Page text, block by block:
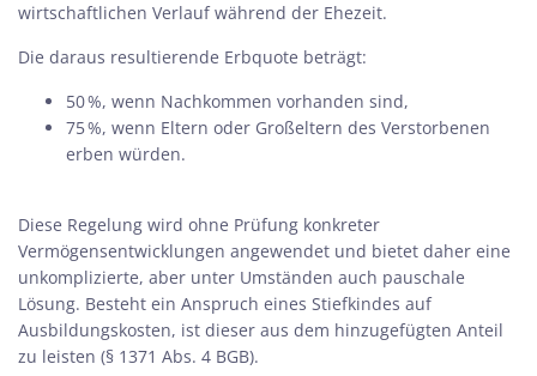
wirtschaftlichen Verlauf während der Ehezeit.
Die daraus resultierende Erbquote beträgt:
50 %, wenn Nachkommen vorhanden sind,
75 %, wenn Eltern oder Großeltern des Verstorbenen
erben würden.
Diese Regelung wird ohne Prüfung konkreter
Vermögensentwicklungen angewendet und bietet daher eine
unkomplizierte, aber unter Umständen auch pauschale
Lösung. Besteht ein Anspruch eines Stiefkindes auf
Ausbildungskosten, ist dieser aus dem hinzugefügten Anteil
zu leisten (§ 1371 Abs. 4 BGB).